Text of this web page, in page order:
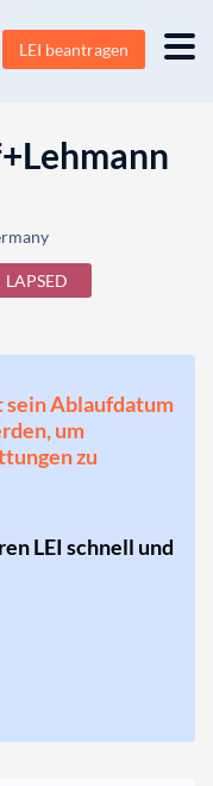
LEI beantragen
LAPSED
sein Ablaufdatum
um
zu
LEI schnell und